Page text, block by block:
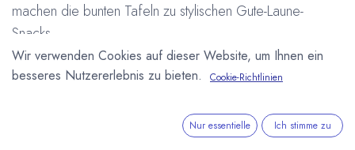
machen die bunten Tafeln zu stylischen Gute-Laune-
Snacks.
„Mit der iChoc-Geschenkdose verschenkt man Musik für
Geschäftsführer des iChoc-Herstellers EcoFinia, das neue
Produkt. „Ebenso wichtig ist aber auch das Design.
Wir verwenden Cookies auf dieser Website, um Ihnen ein
besseres Nutzererlebnis zu bieten.
Cookie-Richtlinien
Nur essentielle Ich stimme zu